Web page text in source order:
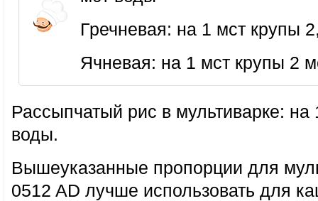
Гречневая: на 1 мст крупы
Ячневая: на 1 мст крупы 2
Рассыпчатый рис в мультиварке:
воды.
Вышеуказанные пропорции для
0512 AD лучше использовать для